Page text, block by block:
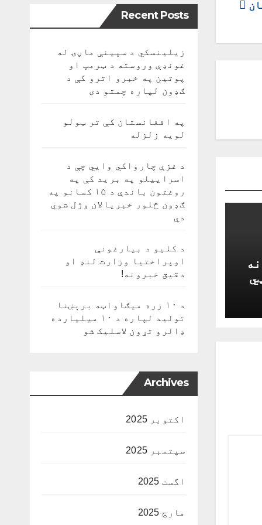
Recent Posts
زیلینسکي د سپینې ماڼۍ له
غونډې وروسته د ټرمپ او
پوتین په خبرو اترو کې د
ګډون لپاره چمتو دی
په افغانستان کې تر ټولو
لویه زلزله
د غزې چارواکي وايي چې د
اسراییلو په برید کې په
روغتون باندې د ۱۵ کسانو په
ګډون څلور خبریالان وژل شوي
دي
د کلیو د بیارغونې
اوپراختیا وزارت لنډ او
دقیق خبرونه!
د ۱۰ زره میګاواټه برېښنا
تولید لپاره د ۱۰ میلیارده
ډالرو تړون لاسلیک شو
Archives
اکتوبر 2025
سپتمبر 2025
اگست 2025
مارچ 2025